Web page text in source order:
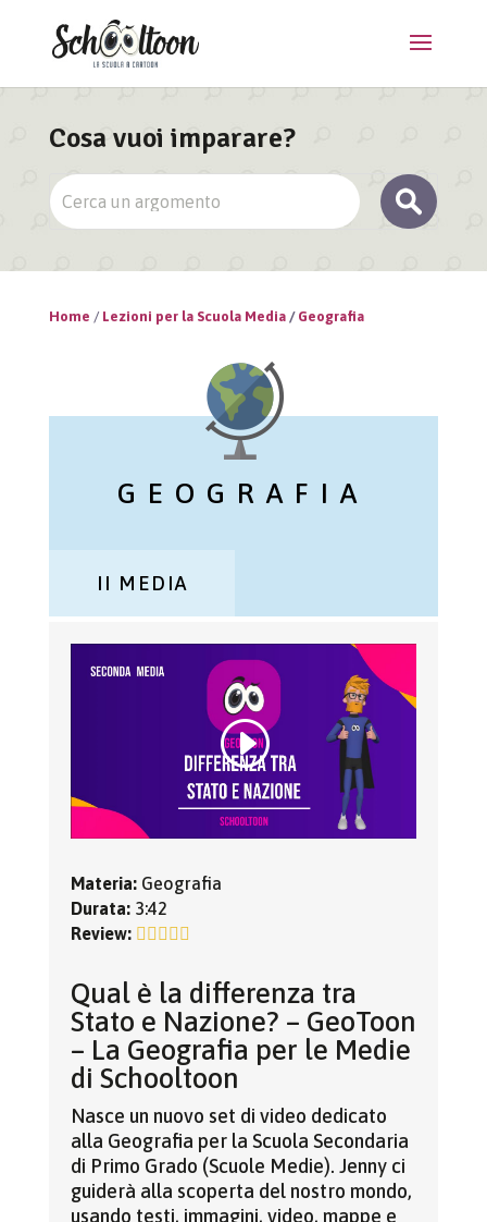
Cosa vuoi imparare?
Home / Lezioni per la Scuola Media/ Geografia
GEOGRAFIA
II MEDIA
Materia:Geografia
Durata:3:42
Review:
Qual è la differenza tra
Stato e Nazione? – GeoToon
– La Geografia per le Medie
di Schooltoon
Nasce un nuovo set di video dedicato
alla Geografia per la Scuola Secondaria
di Primo Grado (Scuole Medie). Jenny ci
guiderà alla scoperta del nostro mondo,
usando testi, immagini, video, mappe e